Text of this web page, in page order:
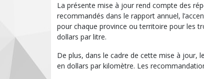
La présente mise à jour rend compte des
recommandés dans le rapport annuel,
pour chaque province ou territoire pour les
dollars par litre.
De plus, dans le cadre de cette mise à jour,
en dollars par kilomètre. Les